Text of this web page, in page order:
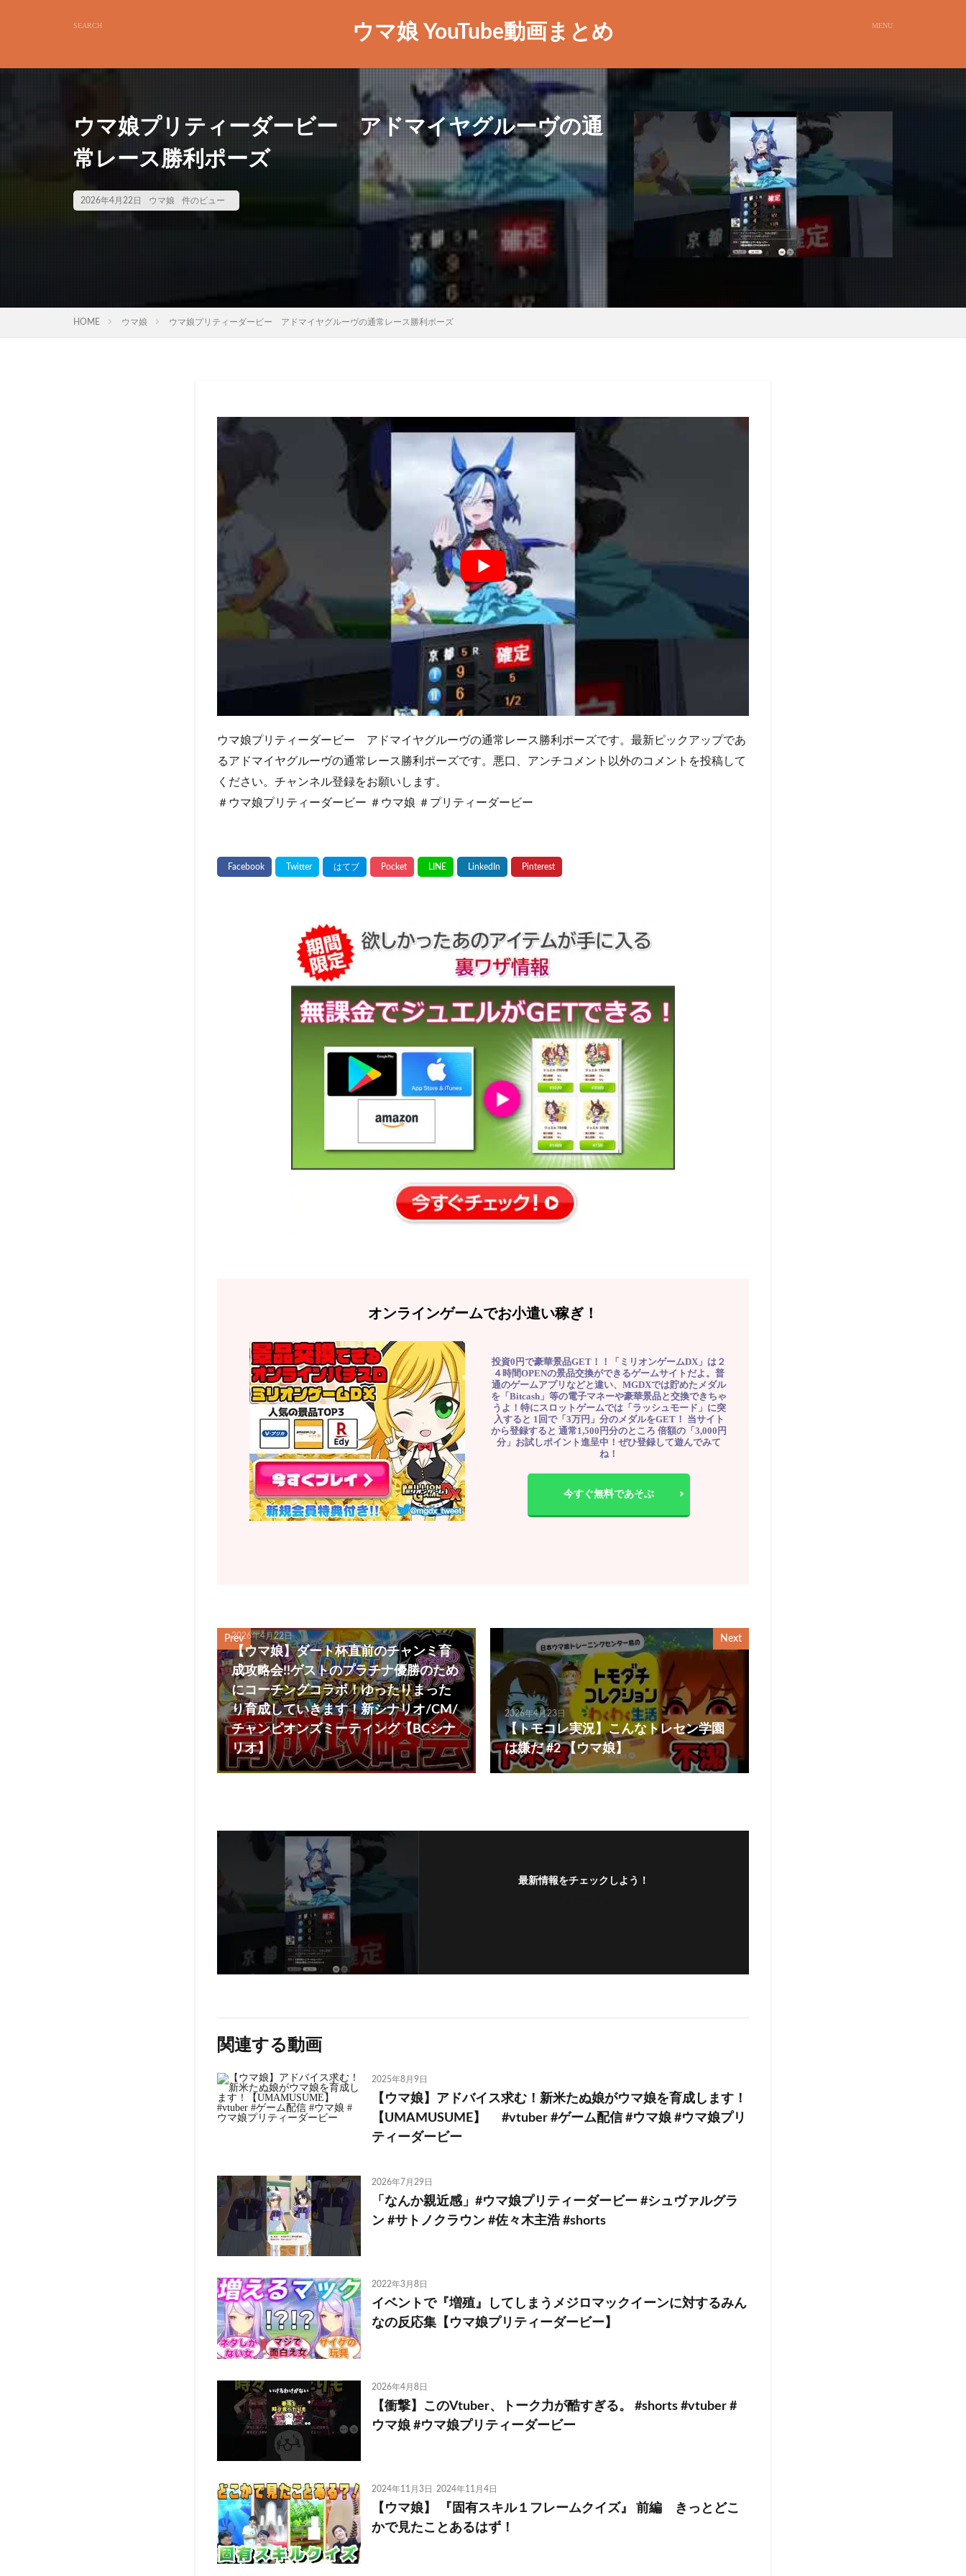
ウマ娘 YouTube動画まとめ
ウマ娘プリティーダービー アドマイヤグルーヴの通
常レース勝利ポーズ
2026年4月22日 ウマ娘 件のビュー
HOME ウマ娘 ウマ娘プリティーダービー アドマイヤグルーヴの通常レース勝利ポーズ
ウマ娘プリティーダービー アドマイヤグルーヴの通常レース勝利ポーズです。最新ピックアップであ
るアドマイヤグルーヴの通常レース勝利ポーズです。悪口、アンチコメント以外のコメントを投稿して
ください。チャンネル登録をお願いします。
＃ウマ娘プリティーダービー ＃ウマ娘 ＃プリティーダービー
オンラインゲームでお小遣い稼ぎ！
投資0円で豪華景品GET！！「ミリオンゲームDX」は２
４時間OPENの景品交換ができるゲームサイトだよ。普
通のゲームアプリなどと違い、MGDXでは貯めたメダル
を「Bitcash」等の電子マネーや豪華景品と交換できちゃ
うよ！特にスロットゲームでは「ラッシュモード」に突
入すると 1回で「3万円」分のメダルをGET！ 当サイト
から登録すると 通常1,500円分のところ 倍額の「3,000円
分」お試しポイント進呈中！ぜひ登録して遊んでみて
ね！
今すぐ無料であそぶ
Prev
2026年4月22日
【ウマ娘】ダート杯直前のチャンミ育
成攻略会!!ゲストのプラチナ優勝のため
にコーチングコラボ！ゆったりまった
り育成していきます！新シナリオ/CM/
チャンピオンズミーティング【BCシナ
リオ】
Next
2026年4月23日
【トモコレ実況】こんなトレセン学園
は嫌だ #2 【ウマ娘】
最新情報をチェックしよう！
関連する動画
2025年8月9日
【ウマ娘】アドバイス求む！新米たぬ娘がウマ娘を育成します！
【UMAMUSUME】 #vtuber #ゲーム配信 #ウマ娘 #ウマ娘プリ
ティーダービー
2026年7月29日
「なんか親近感」#ウマ娘プリティーダービー #シュヴァルグラ
ン #サトノクラウン #佐々木主浩 #shorts
2022年3月8日
イベントで『増殖』してしまうメジロマックイーンに対するみん
なの反応集【ウマ娘プリティーダービー】
2026年4月8日
【衝撃】このVtuber、トーク力が酷すぎる。 #shorts #vtuber #
ウマ娘 #ウマ娘プリティーダービー
2024年11月3日 2024年11月4日
【ウマ娘】 『固有スキル１フレームクイズ』 前編 きっとどこ
かで見たことあるはず！